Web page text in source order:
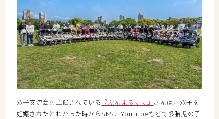
双子交流会を主催されている 『ぶんまるママ』 さんは、双子を
妊娠されたとわかった時からSNS、YouTubeなどで多胎児の子